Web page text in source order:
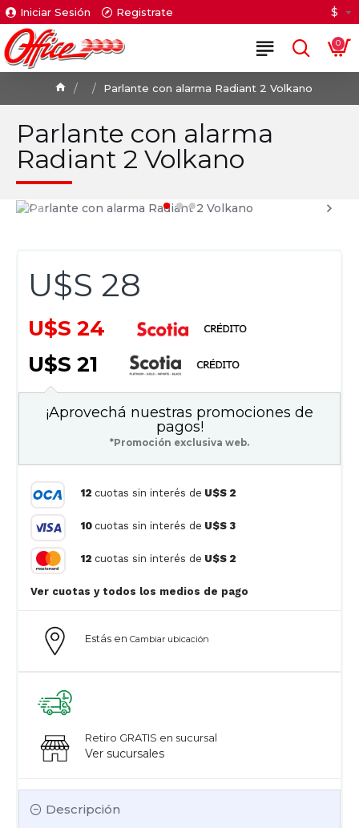
Iniciar Sesión Registrate $
0
Parlante con alarma Radiant 2 Volkano
Parlante con alarma
Radiant 2 Volkano
U$S 28
U$S 24
U$S 21
Descripción
Estás en Cambiar ubicación
Retiro GRATIS en sucursal
Ver sucursales
¡Aprovechá nuestras promociones de
pagos!
*Promoción exclusiva web.
12 cuotas sin interés de U$S 2
10 cuotas sin interés de U$S 3
12 cuotas sin interés de U$S 2
Ver cuotas y todos los medios de pago